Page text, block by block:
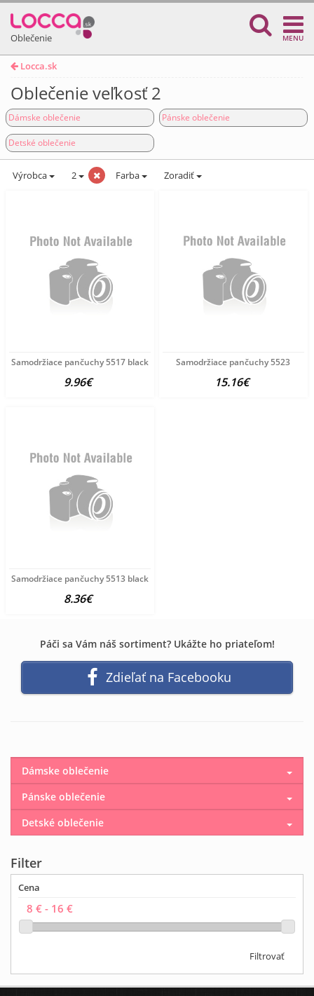
Oblečenie MENU
Locca.sk
Oblečenie veľkosť 2
Dámske oblečenie Pánske oblečenie
Detské oblečenie
Výrobca 2 Farba Zoradiť
Samodržiace pančuchy 5517 black
9.96€
Samodržiace pančuchy 5523
15.16€
Samodržiace pančuchy 5513 black
8.36€
Páči sa Vám náš sortiment? Ukážte ho priateľom!
Zdieľať na Facebooku
Dámske oblečenie
Pánske oblečenie
Detské oblečenie
Filter
Cena
Filtrovať